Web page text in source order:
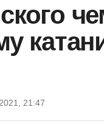
21:47